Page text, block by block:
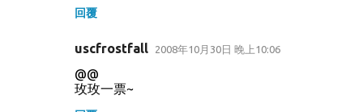
回覆
uscfrostfall 2008年10月30日 晚上10:06
@@
玫玫一票~